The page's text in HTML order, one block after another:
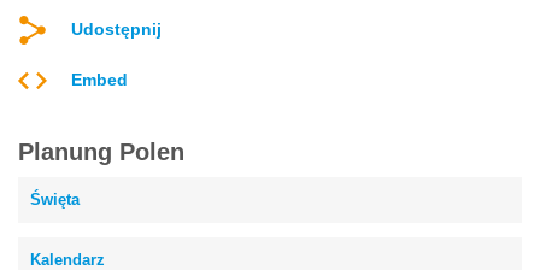
Udostępnij
Embed
Planung Polen
Święta
Kalendarz